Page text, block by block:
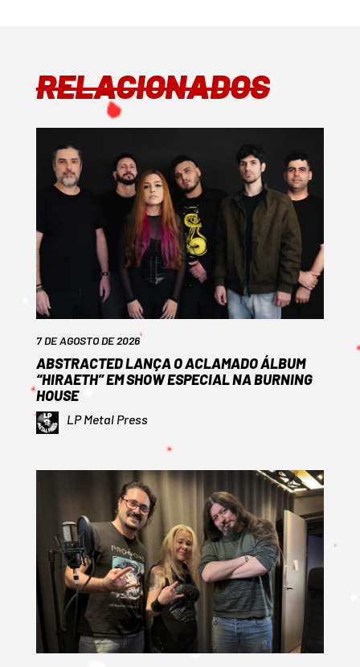
RELACIONADOS
7 DE AGOSTO DE 2026
ABSTRACTED LANÇA O ACLAMADO ÁLBUM
“HIRAETH” EM SHOW ESPECIAL NA BURNING
HOUSE
LP Metal Press